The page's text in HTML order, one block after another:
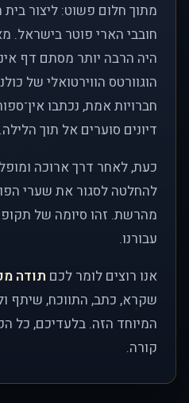
מתוך חלום פשוט: ליצור
חובבי הארי פוטר בישראל.
היה הרבה יותר מסתם דף
הוגוורטס הווירטואלי של
חברויות אמת, נכתבו
דיונים סוערים אל תוך הלילה.
כעת, לאחר דרך ארוכה
להחלטה לסגור את שערי
מהרשת. זהו סיומה של
עבורנו.
אנו רוצים לומר לכם תודה
שקרא, כתב, התווכח, שיתף
המיוחד הזה. בלעדיכם, כל
קורה.